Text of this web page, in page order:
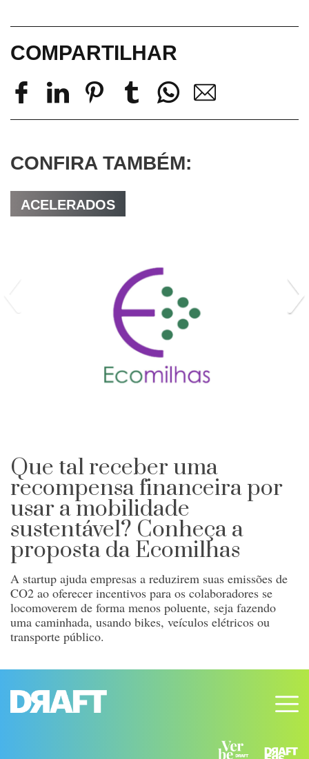
COMPARTILHAR
CONFIRA TAMBÉM:
ACELERADOS
Que tal receber uma
recompensa financeira por
usar a mobilidade
sustentável? Conheça a
proposta da Ecomilhas
A startup ajuda empresas a reduzirem suas emissões de
CO2 ao oferecer incentivos para os colaboradores se
locomoverem de forma menos poluente, seja fazendo
uma caminhada, usando bikes, veículos elétricos ou
transporte público.